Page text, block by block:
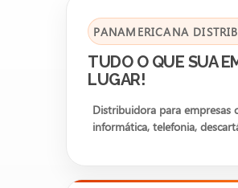
PANAMERICANA
TUDO O QUE SUA
LUGAR!
Distribuidora para empresas
informática, telefonia,